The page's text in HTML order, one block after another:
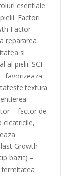
esentiale
Factori
Factor –
repararea
si
al pielii. SCF
favorizeaza
textura
– factor de
cicatricile,
Growth
bazic) –
fermitatea